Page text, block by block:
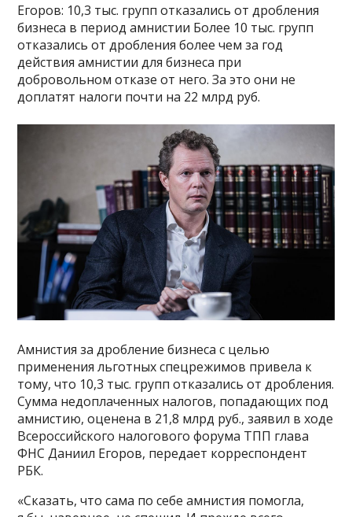
Егоров: 10,3 тыс. групп отказались от дробления
бизнеса в период амнистии Более 10 тыс. групп
отказались от дробления более чем за год
действия амнистии для бизнеса при
добровольном отказе от него. За это они не
доплатят налоги почти на 22 млрд руб.
Амнистия за дробление бизнеса с целью
применения льготных спецрежимов привела к
тому, что 10,3 тыс. групп отказались от дробления.
Сумма недоплаченных налогов, попадающих под
амнистию, оценена в 21,8 млрд руб., заявил в ходе
Всероссийского налогового форума ТПП глава
ФНС Даниил Егоров, передает корреспондент
РБК.
«Сказать, что сама по себе амнистия помогла,